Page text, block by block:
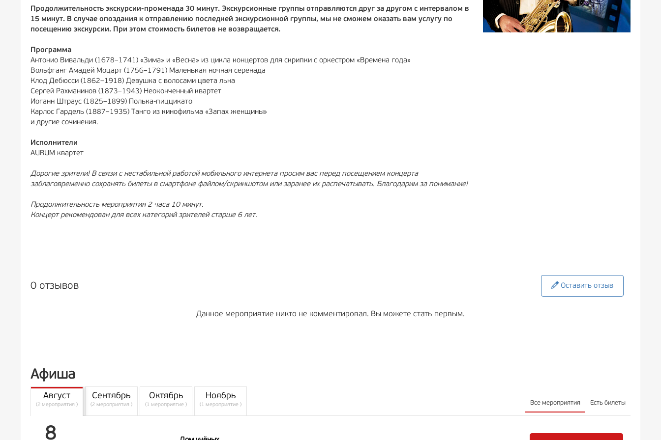
Продолжительность экскурсии-променада 30 минут. Экскурсионные группы отправляются друг за другом с интервалом в
15 минут. В случае опоздания к отправлению последней экскурсионной группы, мы не сможем оказать вам услугу по
посещению экскурсии. При этом стоимость билетов не возвращается.
Программа
Антонио Вивальди (1678–1741) «Зима» и «Весна» из цикла концертов для скрипки с оркестром «Времена года»
Вольфганг Амадей Моцарт (1756–1791) Маленькая ночная серенада
Клод Дебюсси (1862–1918) Девушка с волосами цвета льна
Сергей Рахманинов (1873–1943) Неоконченный квартет
Иоганн Штраус (1825–1899) Полька-пиццикато
Карлос Гардель (1887–1935) Танго из кинофильма «Запах женщины»
и другие сочинения.
Исполнители
AURUM квартет
Дорогие зрители! В связи с нестабильной работой мобильного интернета просим вас перед посещением концерта
заблаговременно сохранять билеты в смартфоне файлом/скриншотом или заранее их распечатывать. Благодарим за понимание!
Продолжительность мероприятия 2 часа 10 минут.
Концерт рекомендован для всех категорий зрителей старше 6 лет.
0 отзывов Оставить отзыв
Данное мероприятие никто не комментировал. Вы можете стать первым.
Афиша
Все мероприятия Есть билеты
Август
(2 мероприятия )
Сентябрь
(2 мероприятия )
Октябрь
(1 мероприятие )
Ноябрь
(1 мероприятие )
8